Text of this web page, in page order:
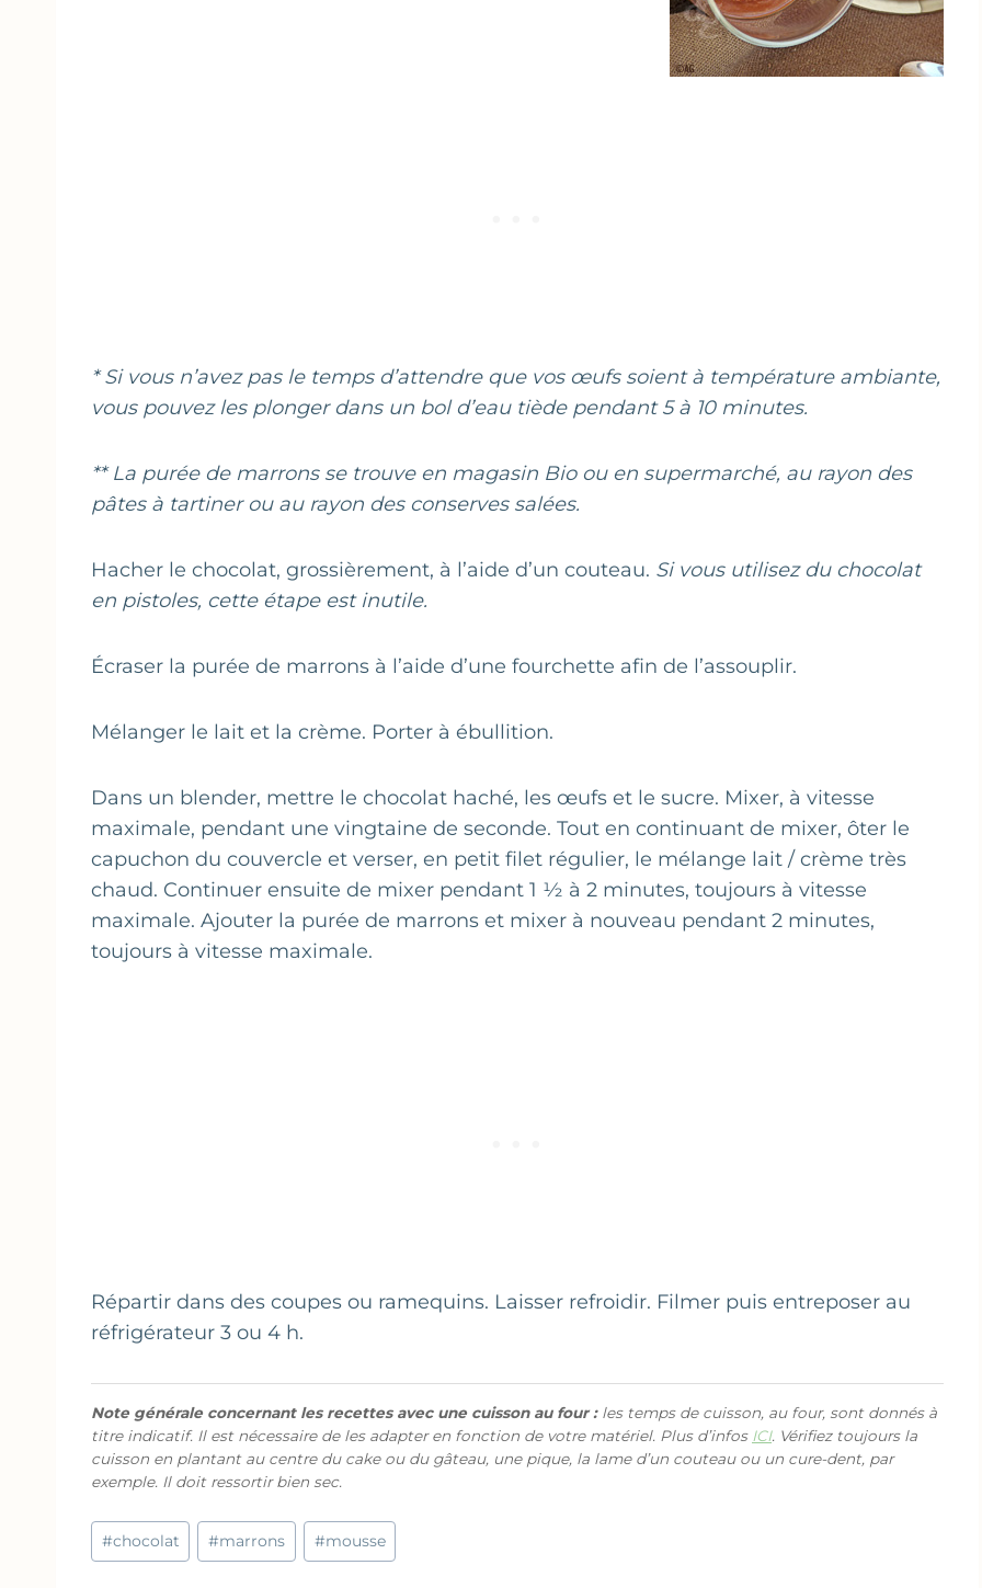
* Si vous n’avez pas le temps d’attendre que vos œufs soient à température ambiante,
vous pouvez les plonger dans un bol d’eau tiède pendant 5 à 10 minutes.
** La purée de marrons se trouve en magasin Bio ou en supermarché, au rayon des
pâtes à tartiner ou au rayon des conserves salées.
Hacher le chocolat, grossièrement, à l’aide d’un couteau. Si vous utilisez du chocolat
en pistoles, cette étape est inutile.
Écraser la purée de marrons à l’aide d’une fourchette afin de l’assouplir.
Mélanger le lait et la crème. Porter à ébullition.
Dans un blender, mettre le chocolat haché, les œufs et le sucre. Mixer, à vitesse
maximale, pendant une vingtaine de seconde. Tout en continuant de mixer, ôter le
capuchon du couvercle et verser, en petit filet régulier, le mélange lait / crème très
chaud. Continuer ensuite de mixer pendant 1 ½ à 2 minutes, toujours à vitesse
maximale. Ajouter la purée de marrons et mixer à nouveau pendant 2 minutes,
toujours à vitesse maximale.
Répartir dans des coupes ou ramequins. Laisser refroidir. Filmer puis entreposer au
réfrigérateur 3 ou 4 h.
Note générale concernant les recettes avec une cuisson au four :les temps de cuisson, au four, sont donnés à
titre indicatif. Il est nécessaire de les adapter en fonction de votre matériel. Plus d’infos ICI. Vérifiez toujours la
cuisson en plantant au centre du cake ou du gâteau, une pique, la lame d’un couteau ou un cure-dent, par
exemple. Il doit ressortir bien sec.
Étiquettes
de
#chocolat #marrons #mousse